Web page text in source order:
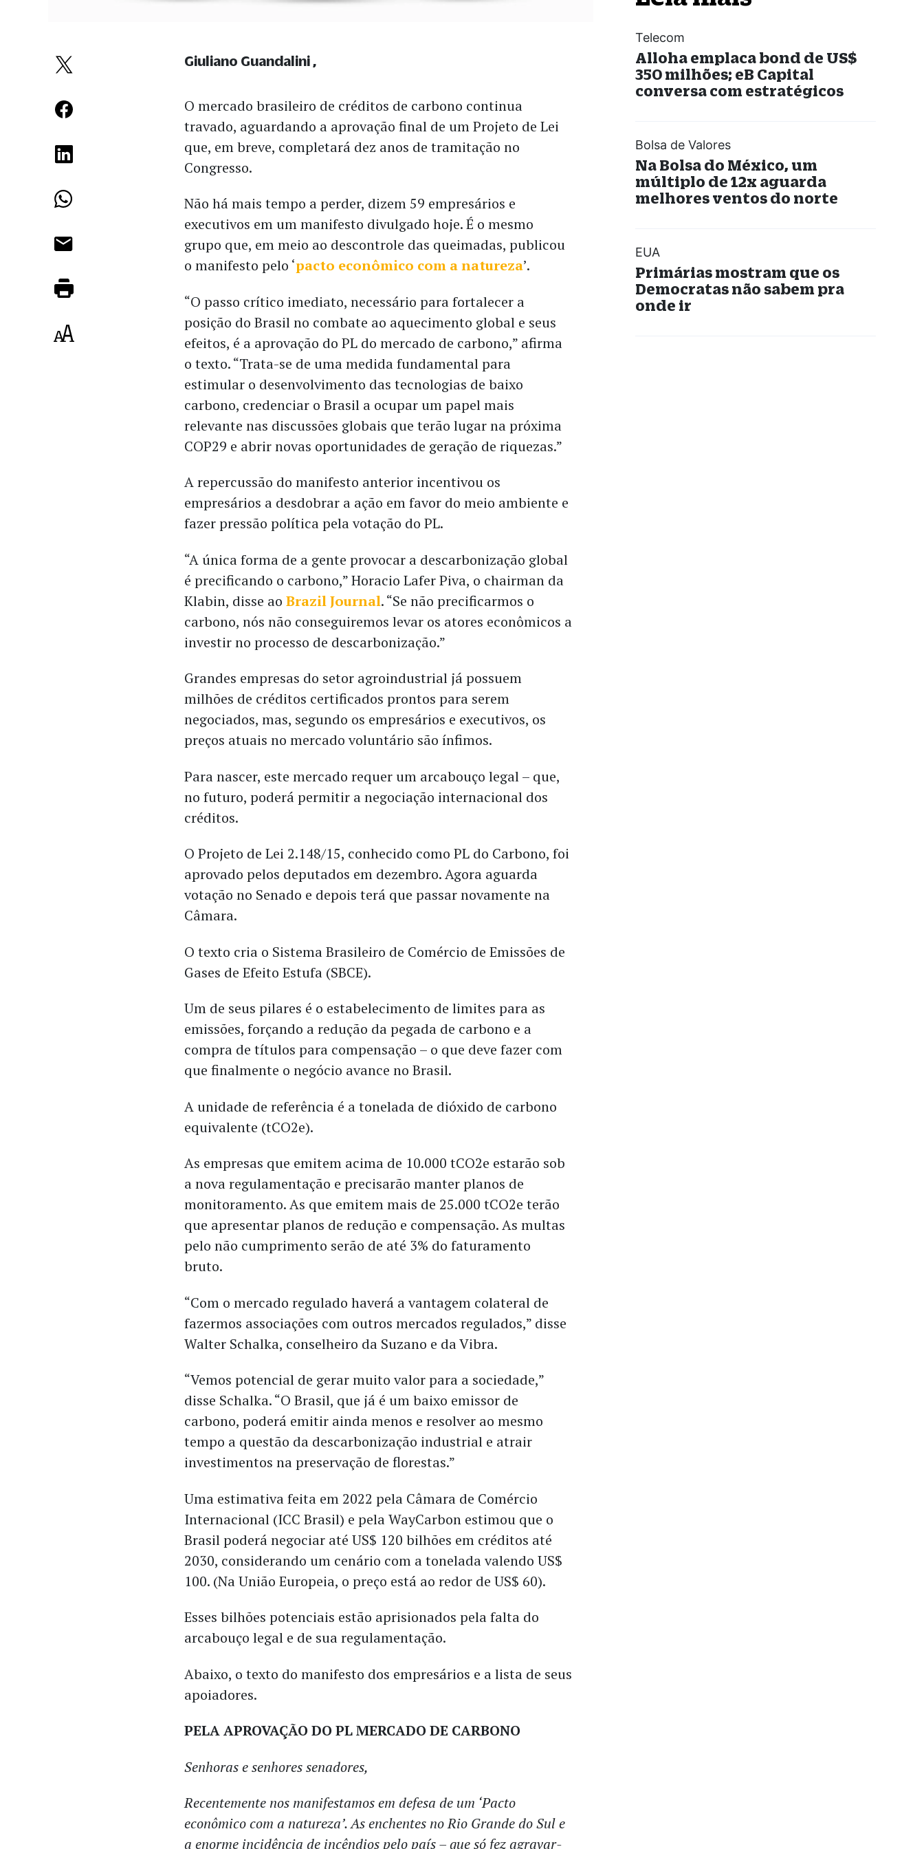
O mercado brasileiro de créditos de carbono continua
travado, aguardando a aprovação final de um Projeto de Lei
que, em breve, completará dez anos de tramitação no
Congresso.
Não há mais tempo a perder, dizem 59 empresários e
executivos em um manifesto divulgado hoje. É o mesmo
grupo que, em meio ao descontrole das queimadas, publicou
o manifesto pelo ‘pacto econômico com a natureza’.
“O passo crítico imediato, necessário para fortalecer a
posição do Brasil no combate ao aquecimento global e seus
efeitos, é a aprovação do PL do mercado de carbono,” afirma
o texto. “Trata-se de uma medida fundamental para
estimular o desenvolvimento das tecnologias de baixo
carbono, credenciar o Brasil a ocupar um papel mais
relevante nas discussões globais que terão lugar na próxima
COP29 e abrir novas oportunidades de geração de riquezas.”
A repercussão do manifesto anterior incentivou os
empresários a desdobrar a ação em favor do meio ambiente e
fazer pressão política pela votação do PL.
“A única forma de a gente provocar a descarbonização global
é precificando o carbono,” Horacio Lafer Piva, o chairman da
Klabin, disse aoBrazil Journal. “Se não precificarmos o
carbono, nós não conseguiremos levar os atores econômicos a
investir no processo de descarbonização.”
Grandes empresas do setor agroindustrial já possuem
milhões de créditos certificados prontos para serem
negociados, mas, segundo os empresários e executivos, os
preços atuais no mercado voluntário são ínfimos.
Para nascer, este mercado requer um arcabouço legal – que,
no futuro, poderá permitir a negociação internacional dos
créditos.
O Projeto de Lei 2.148/15, conhecido como PL do Carbono, foi
aprovado pelos deputados em dezembro. Agora aguarda
votação no Senado e depois terá que passar novamente na
Câmara.
O texto cria o Sistema Brasileiro de Comércio de Emissões de
Gases de Efeito Estufa (SBCE).
Um de seus pilares é o estabelecimento de limites para as
emissões, forçando a redução da pegada de carbono e a
compra de títulos para compensação – o que deve fazer com
que finalmente o negócio avance no Brasil.
A unidade de referência é a tonelada de dióxido de carbono
equivalente (tCO2e).
As empresas que emitem acima de 10.000 tCO2e estarão sob
a nova regulamentação e precisarão manter planos de
monitoramento. As que emitem mais de 25.000 tCO2e terão
que apresentar planos de redução e compensação. As multas
pelo não cumprimento serão de até 3% do faturamento
bruto.
“Com o mercado regulado haverá a vantagem colateral de
fazermos associações com outros mercados regulados,” disse
Walter Schalka, conselheiro da Suzano e da Vibra.
“Vemos potencial de gerar muito valor para a sociedade,”
disse Schalka. “O Brasil, que já é um baixo emissor de
carbono, poderá emitir ainda menos e resolver ao mesmo
tempo a questão da descarbonização industrial e atrair
investimentos na preservação de florestas.”
Uma estimativa feita em 2022 pela Câmara de Comércio
Internacional (ICC Brasil) e pela WayCarbon estimou que o
Brasil poderá negociar até US$ 120 bilhões em créditos até
2030, considerando um cenário com a tonelada valendo US$
100. (Na União Europeia, o preço está ao redor de US$ 60).
Esses bilhões potenciais estão aprisionados pela falta do
arcabouço legal e de sua regulamentação.
Abaixo, o texto do manifesto dos empresários e a lista de seus
apoiadores.
PELA APROVAÇÃO DO PL MERCADO DE CARBONO
Senhoras e senhores senadores,
Recentemente nos manifestamos em defesa de um ‘Pacto
econômico com a natureza’. As enchentes no Rio Grande do Sul e
a enorme incidência de incêndios pelo país – que só fez agravar-
Giuliano Guandalini
Telecom
Alloha emplaca bond de US$
350 milhões; eB Capital
conversa com estratégicos
Bolsa de Valores
Na Bolsa do México, um
múltiplo de 12x aguarda
melhores ventos do norte
EUA
Primárias mostram que os
Democratas não sabem pra
onde ir